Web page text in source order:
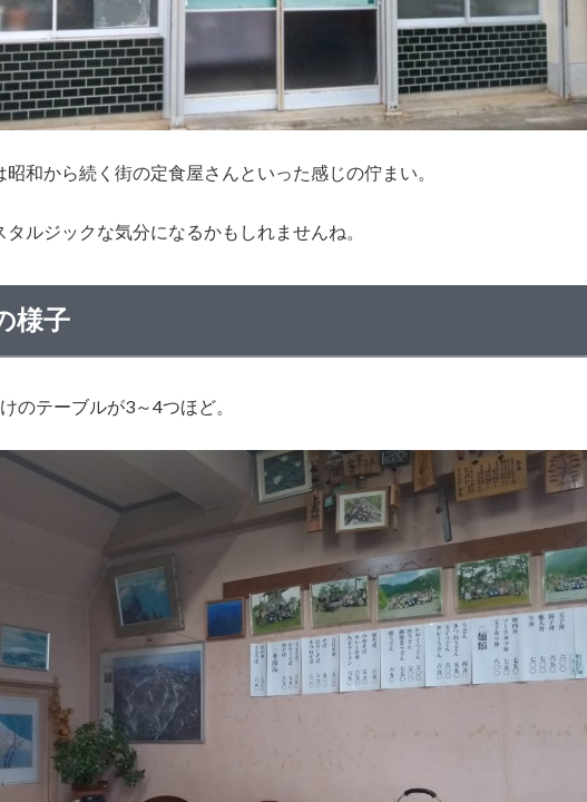
昭和から続く街の定食屋さんといった感じの佇まい。
ルジックな気分になるかもしれませんね。
様子
のテーブルが3～4つほど。